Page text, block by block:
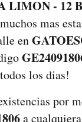
LIMON - 12
mas
en
los dias!
por
a